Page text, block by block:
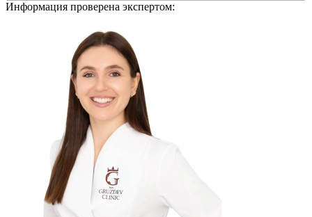
Информация проверена экспертом: